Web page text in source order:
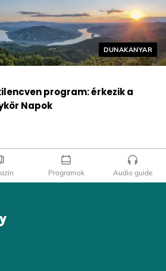
Helyszín
DUNAKANYAR
program: érkezik a
Napok
Programok Audio guide